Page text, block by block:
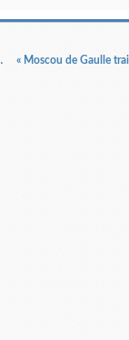
du Nord, 3/8/1945.